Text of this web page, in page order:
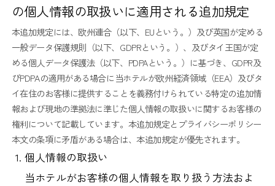
の個人情報の取扱いに適用される追加規定
本追加規定には、欧州連合（以下、EUという。）及び英国が定める
一般データ保護規則（以下、GDPRという。）、及びタイ王国が定
める個人データ保護法（以下、PDPAという。）に基づき、GDPR及
びPDPAの適用がある場合に当ホテルが欧州経済領域（EEA）及びタ
イ在住のお客様に提供することを義務付けられている特定の追加情
報および現地の準拠法に準じた個人情報の取扱いに関するお客様の
権利について記載しています。本追加規定とプライバシーポリシー
本文の条項に矛盾がある場合は、本追加規定が優先されます。
個人情報の取扱い
当ホテルがお客様の個人情報を取り扱う方法およ